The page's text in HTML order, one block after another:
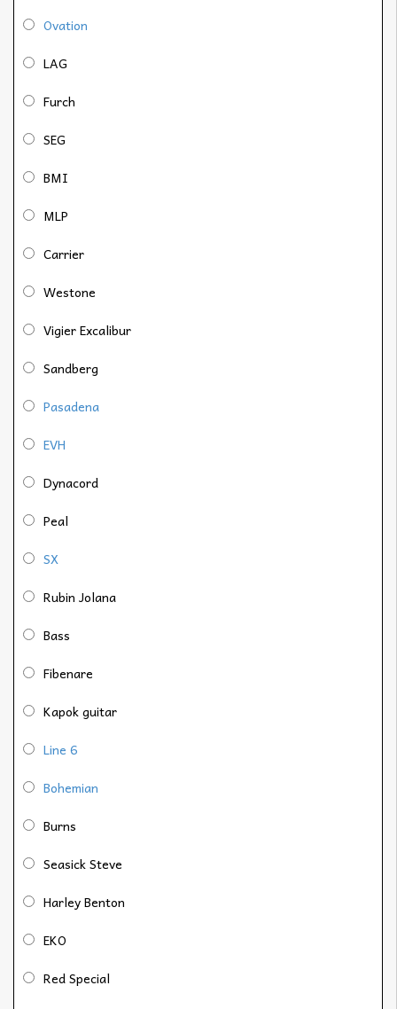
Ovation
LAG
Furch
SEG
BMI
MLP
Carrier
Westone
Vigier Excalibur
Sandberg
Pasadena
EVH
Dynacord
Peal
SX
Rubin Jolana
Bass
Fibenare
Kapok guitar
Line 6
Bohemian
Burns
Seasick Steve
Harley Benton
EKO
Red Special